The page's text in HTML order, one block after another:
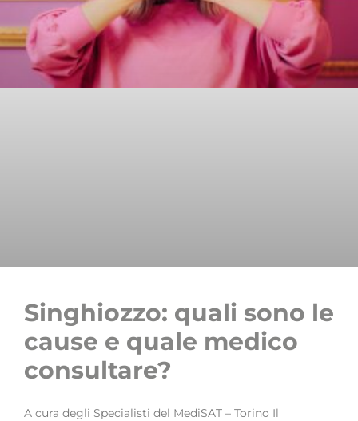
Singhiozzo: quali sono le
cause e quale medico
consultare?
A cura degli Specialisti del MediSAT – Torino Il